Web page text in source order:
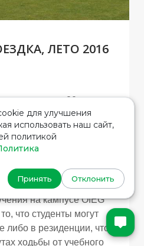
ЛЕТО 2016
всего в 20
Лондона. Кампус
всемирного
ЮНЕСКО. Это
с богатой морской
могут насладиться
реки Темзы.
на кампусе OIEG
что студенты могут
либо в резиденции, что
ходьбы от учебного
для улучшения
использовать наш сайт,
политикой
Принять Отклонить